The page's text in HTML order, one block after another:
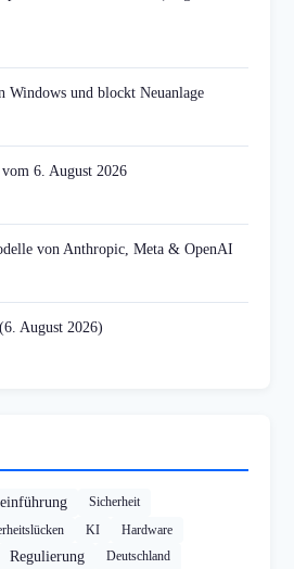
und blockt Neuanlage
6. August 2026
von Anthropic, Meta & OpenAI
August 2026)
Sicherheit
KI
Hardware
Regulierung
Deutschland